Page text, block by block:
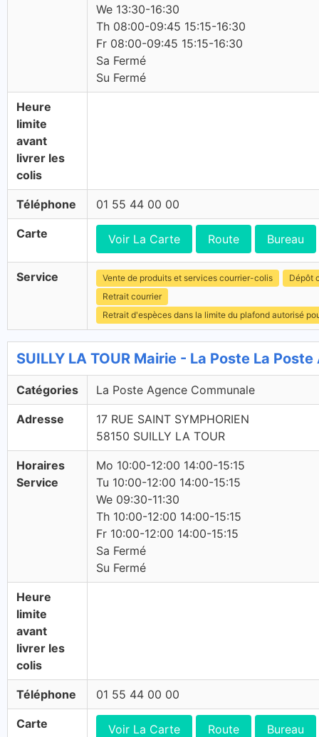
We 13:30-16:30
Th 08:00-09:45 15:15-16:30
Fr 08:00-09:45 15:15-16:30
Sa Fermé
Su Fermé
Heure
limite
avant
livrer les
colis
Téléphone 01 55 44 00 00
Carte Voir La Carte Route Bureau
Service Vente de produits et services courrier-colis
Dépôt
Retrait courrier
Retrait d'espèces dans la limite du plafond autorisé
SUILLY LA TOUR Mairie - La Poste La
Catégories La Poste Agence Communale
Adresse
17 RUE SAINT SYMPHORIEN
58150 SUILLY LA TOUR
Horaires
Service
Mo 10:00-12:00 14:00-15:15
Tu 10:00-12:00 14:00-15:15
We 09:30-11:30
Th 10:00-12:00 14:00-15:15
Fr 10:00-12:00 14:00-15:15
Sa Fermé
Su Fermé
Heure
limite
avant
livrer les
colis
Téléphone 01 55 44 00 00
Carte Voir La Carte Route Bureau